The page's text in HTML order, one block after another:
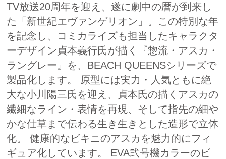
TV放送20周年を迎え、遂に劇中の暦が到来し
た「新世紀エヴァンゲリオン」。この特別な年
を記念し、コミカライズも担当したキャラクタ
ーデザイン貞本義行氏が描く『惣流・アスカ・
ラングレー』を、BEACH QUEENSシリーズで
製品化します。 原型には実力・人気ともに絶
大な小川陽三氏を迎え、貞本氏の描くアスカの
繊細なライン・表情を再現、そして指先の細や
かな仕草まで伝わる生き生きとした造形で立体
化。 健康的なビキニのアスカを魅力的にフィ
ギュア化しています。 EVA弐号機カラーのビ